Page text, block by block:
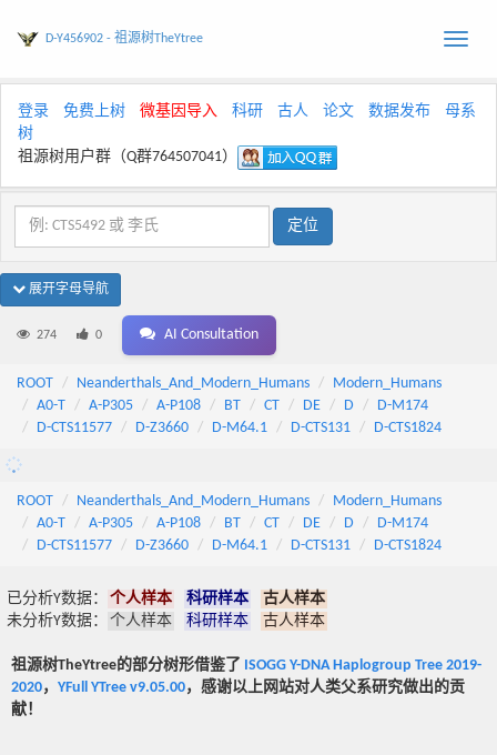
Toggle
D-Y456902 - 祖源树TheYtree
登录 免费上树 微基因导入 科研 古人 论文 数据发布
母系
树
祖源树用户群（Q群764507041）
展开字母导航
274 0 AI Consultation
ROOT Neanderthals_And_Modern_Humans
Modern_Humans
A0-T
A-P305 A-P108 BT CT DE D
D-M174
D-CTS11577
D-Z3660 D-M64.1 D-CTS131 D-CTS1824
ROOT Neanderthals_And_Modern_Humans
Modern_Humans
A0-T
A-P305 A-P108 BT CT DE D
D-M174
D-CTS11577
D-Z3660 D-M64.1 D-CTS131 D-CTS1824
已分析Y数据： 个人样本 科研样本
古人样本
未分析Y数据：
个人样本 科研样本 古人样本
祖源树TheYtree的部分树形借鉴了 ISOGG Y-DNA Haplogroup Tree 2019-
2020， YFull YTree v9.05.00，感谢以上网站对人类父系研究做出的贡
献！